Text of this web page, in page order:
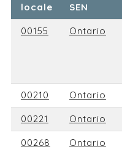
locale
SEN
00155 Ontario
00210 Ontario
00221 Ontario
00268 Ontario